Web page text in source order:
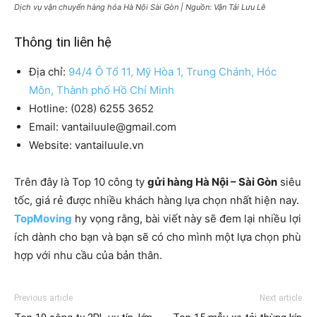
Dịch vụ vận chuyển hàng hóa Hà Nội Sài Gòn | Nguồn: Vận Tải Lưu Lê
Thông tin liên hệ
Địa chỉ: 94/4 Ô Tổ 11, Mỹ Hòa 1, Trung Chánh, Hóc
Môn, Thành phố Hồ Chí Minh
Hotline: (028) 6255 3652
Email: vantailuule@gmail.com
Website: vantailuule.vn
Trên đây là Top 10 công ty gửi hàng Hà Nội – Sài Gòn siêu
tốc, giá rẻ được nhiều khách hàng lựa chọn nhất hiện nay.
TopMoving hy vọng rằng, bài viết này sẽ đem lại nhiều lợi
ích dành cho bạn và bạn sẽ có cho mình một lựa chọn phù
hợp với nhu cầu của bản thân.
Previous article Next article